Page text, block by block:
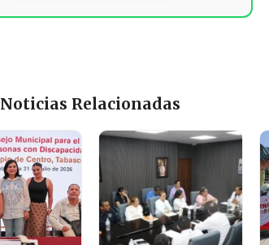
Noticias Relacionadas